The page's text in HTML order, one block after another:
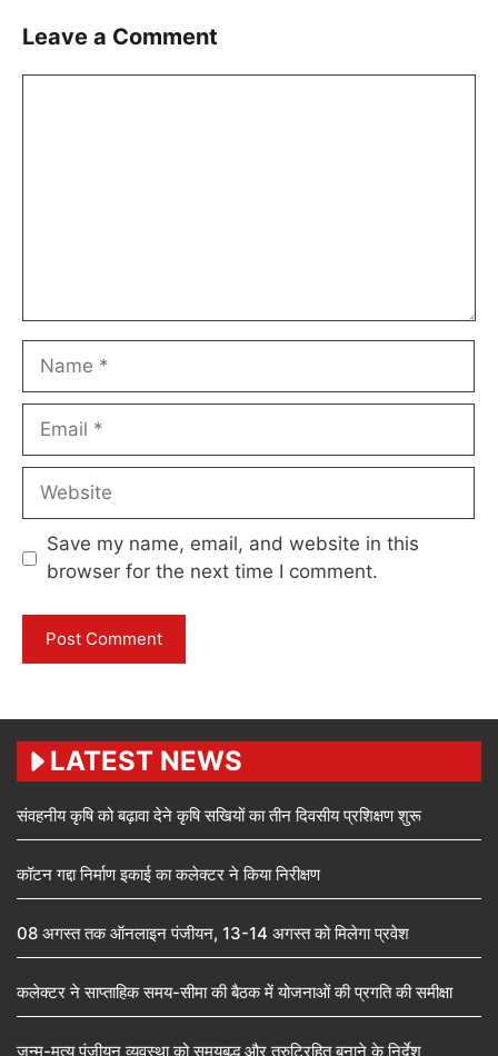
Leave a Comment
Name
Email
Website
Save my name, email, and website in this
browser for the next time I comment.
LATEST NEWS
संवहनीय कृषि को बढ़ावा देने कृषि सखियों का तीन दिवसीय प्रशिक्षण शुरू
कॉटन गद्दा निर्माण इकाई का कलेक्टर ने किया निरीक्षण
08 अगस्त तक ऑनलाइन पंजीयन, 13-14 अगस्त को मिलेगा प्रवेश
कलेक्टर ने साप्ताहिक समय-सीमा की बैठक में योजनाओं की प्रगति की समीक्षा
जन्म-मृत्यु पंजीयन व्यवस्था को समयबद्ध और त्रुटिरहित बनाने के निर्देश